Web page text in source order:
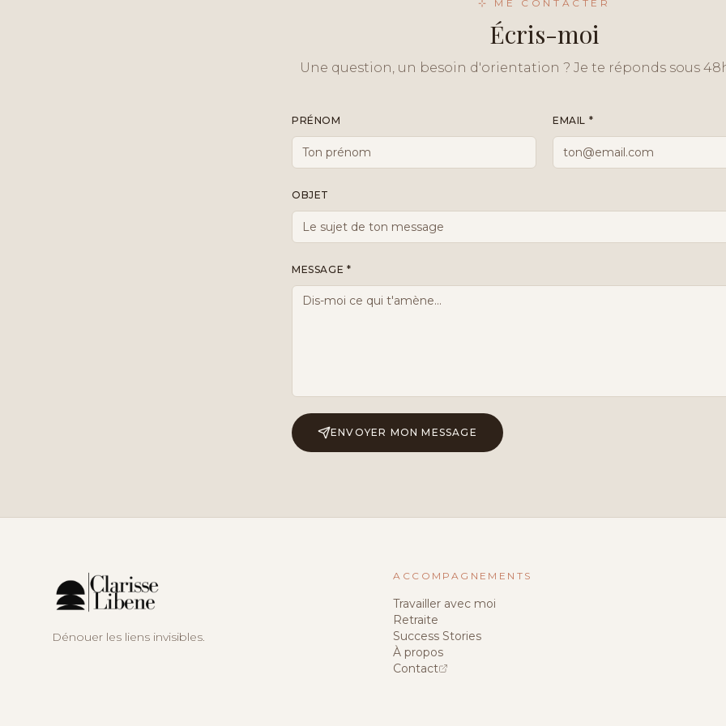
⊹ ME CONTACTER
Écris-moi
Une question, un besoin d'orientation ? Je te réponds sous
PRÉNOM EMAIL *
OBJET
MESSAGE *
ENVOYER MON MESSAGE
Dénouer les liens invisibles.
ACCOMPAGNEMENTS
Travailler avec moi
Retraite
Success Stories
À propos
Contact